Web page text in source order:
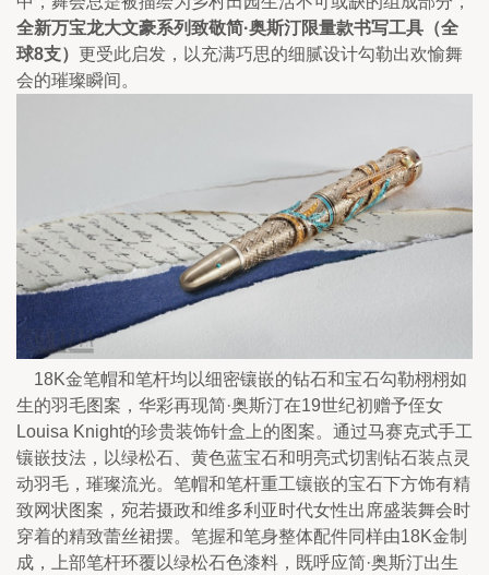
全新万宝龙大文豪系列致敬简·奥斯汀限量款书写工具（全
球8支） 更受此启发，以充满巧思的细腻设计勾勒出欢愉舞
会的璀璨瞬间。
18K金笔帽和笔杆均以细密镶嵌的钻石和宝石勾勒栩栩如
生的羽毛图案，华彩再现简·奥斯汀在19世纪初赠予侄女
Louisa Knight的珍贵装饰针盒上的图案。通过马赛克式手工
镶嵌技法，以绿松石、黄色蓝宝石和明亮式切割钻石装点灵
动羽毛，璀璨流光。笔帽和笔杆重工镶嵌的宝石下方饰有精
致网状图案，宛若摄政和维多利亚时代女性出席盛装舞会时
穿着的精致蕾丝裙摆。笔握和笔身整体配件同样由18K金制
成，上部笔杆环覆以绿松石色漆料，既呼应简·奥斯汀出生